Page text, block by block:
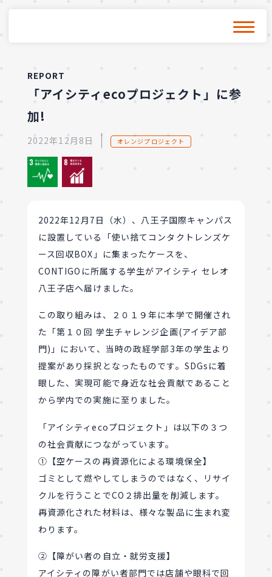
REPORT
「アイシティecoプロジェクト」に参
加!
2022年12月8日 オレンジプロジェクト
2022年12月7日（水）、八王子国際キャンパス
に設置している「使い捨てコンタクトレンズケ
ース回収BOX」に集まったケースを、
CONTIGOに所属する学生がアイシティ セレオ
八王子店へ届けました。
この取り組みは、２０１９年に本学で開催され
た「第１０回 学生チャレンジ企画(アイデア部
門)」において、当時の政経学部3年の学生より
提案があり採択となったものです。SDGsに着
眼した、実現可能で身近な社会貢献であること
から学内での実施に至りました。
「アイシティecoプロジェクト」は以下の３つ
の社会貢献につながっています。
①【空ケースの再資源化による環境保全】
ゴミとして燃やしてしまうのではなく、リサイ
クルを行うことでCO２排出量を削減します。
再資源化された材料は、様々な製品に生まれ変
わります。
②【障がい者の自立・就労支援】
アイシティの障がい者部門では店舗や眼科で回